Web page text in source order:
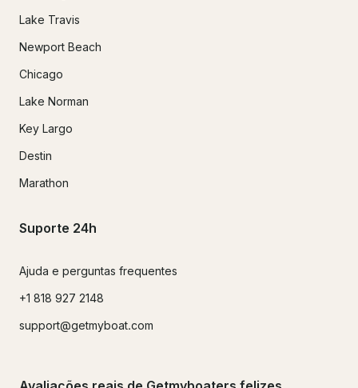
Lake Travis
Newport Beach
Chicago
Lake Norman
Key Largo
Destin
Marathon
Suporte 24h
Ajuda e perguntas frequentes
+1 818 927 2148
support@getmyboat.com